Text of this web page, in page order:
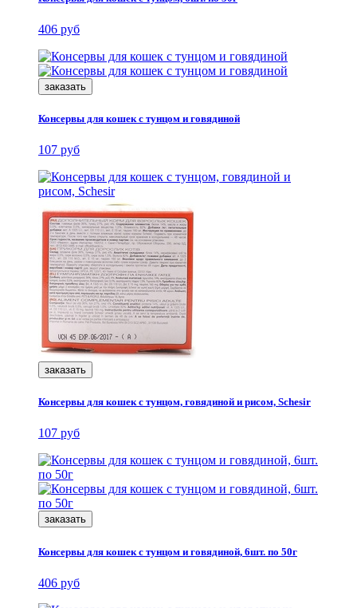
406 руб
заказать
Консервы для кошек с тунцом и говядиной
107 руб
заказать
Консервы для кошек с тунцом, говядиной и рисом, Schesir
107 руб
заказать
Консервы для кошек с тунцом и говядиной, 6шт. по 50г
406 руб